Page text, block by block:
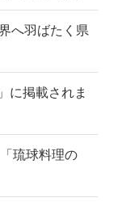
へ羽ばたく県
に掲載されま
琉球料理の